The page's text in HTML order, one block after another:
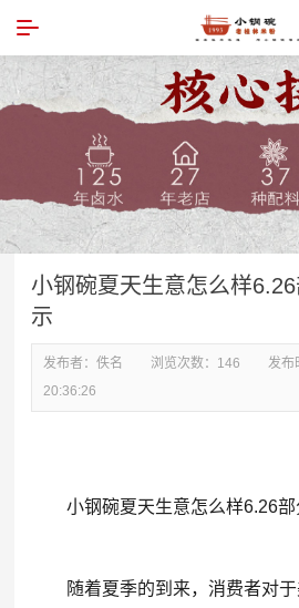
小钢碗夏天生意怎么样
示
发布者：佚名 浏览次数： 146 发布
20:36:26
小钢碗夏天生意怎么样6.26部
随着夏季的到来，消费者对于